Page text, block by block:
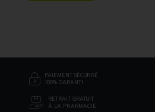
PAIEMENT SÉCURISÉ
100% GARANTI
RETRAIT GRATUIT
À LA PHARMACIE